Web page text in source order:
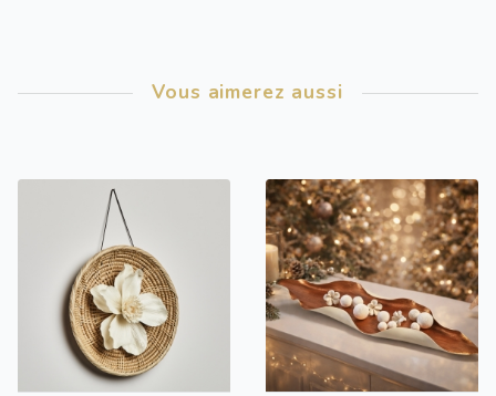
Vous aimerez aussi